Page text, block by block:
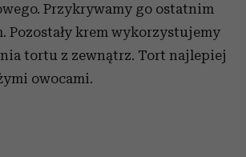
Przykrywamy go ostatnim
Pozostały krem wykorzystujemy
tortu z zewnątrz. Tort najlepiej
owocami.